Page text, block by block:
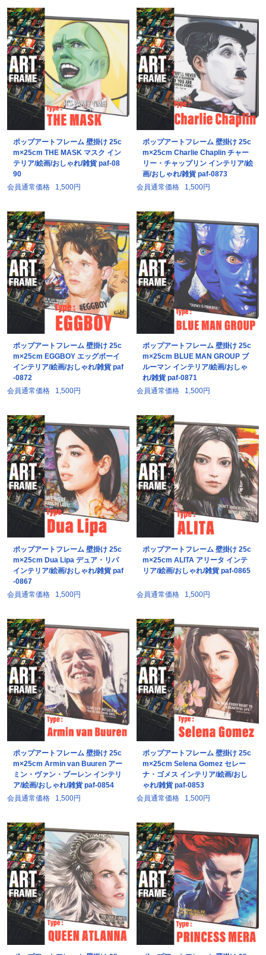
ポップアートフレーム 壁掛け 25c
m×25cm THE MASK マスク イン
テリア/絵画/おしゃれ/雑貨 paf-08
90
会員通常価格
1,500円
ポップアートフレーム 壁掛け 25c
m×25cm Charlie Chaplin チャー
リー・チャップリン インテリア/絵
画/おしゃれ/雑貨 paf-0873
会員通常価格
1,500円
ポップアートフレーム 壁掛け 25c
m×25cm EGGBOY エッグボーイ
インテリア/絵画/おしゃれ/雑貨 paf
-0872
会員通常価格
1,500円
ポップアートフレーム 壁掛け 25c
m×25cm BLUE MAN GROUP ブ
ルーマン インテリア/絵画/おしゃ
れ/雑貨 paf-0871
会員通常価格
1,500円
ポップアートフレーム 壁掛け 25c
m×25cm Dua Lipa デュア・リパ
インテリア/絵画/おしゃれ/雑貨 paf
-0867
会員通常価格
1,500円
ポップアートフレーム 壁掛け 25c
m×25cm ALITA アリータ インテ
リア/絵画/おしゃれ/雑貨 paf-0865
会員通常価格 1,500円
ポップアートフレーム 壁掛け 25c
m×25cm Armin van Buuren アー
ミン・ヴァン・ブーレン インテリ
ア/絵画/おしゃれ/雑貨 paf-0854
会員通常価格
1,500円
ポップアートフレーム 壁掛け 25c
m×25cm Selena Gomez セレー
ナ・ゴメス インテリア/絵画/おし
ゃれ/雑貨 paf-0853
会員通常価格
1,500円